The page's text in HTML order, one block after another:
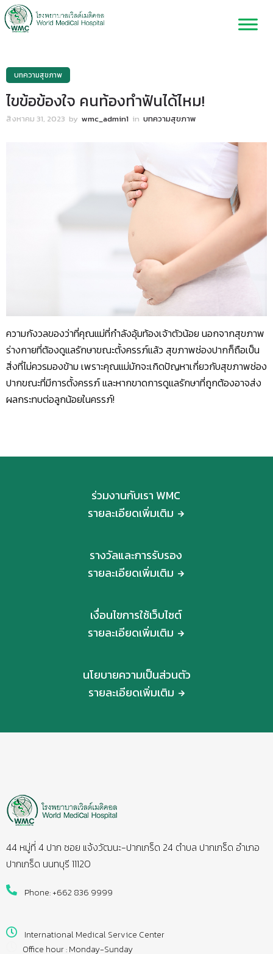
บทความสุขภาพ
ไขข้อข้องใจ คนท้องทำฟันได้ไหม!
สิงหาคม 31, 2023 by wmc_admin1 in บทความสุขภาพ
ความกังวลของว่าที่คุณแม่ที่กำลังอุ้มท้องเจ้าตัวน้อย นอกจากสุขภาพ
ร่างกายที่ต้องดูแลรักษาขณะตั้งครรภ์แล้ว สุขภาพช่องปากก็ถือเป็น
สิ่งที่ไม่ควรมองข้าม เพราะคุณแม่มักจะเกิดปัญหาเกี่ยวกับสุขภาพช่อง
ปากขณะที่มีการตั้งครรภ์ และหากขาดการดูแลรักษาที่ถูกต้องอาจส่ง
ผลกระทบต่อลูกน้อยในครรภ์!
ร่วมงานกับเรา WMC
รายละเอียดเพิ่มเติม
รางวัลและการรับรอง
รายละเอียดเพิ่มเติม
เงื่อนไขการใช้เว็บไซต์
รายละเอียดเพิ่มเติม
นโยบายความเป็นส่วนตัว
รายละเอียดเพิ่มเติม
44 หมู่ที่ 4 ปาก ซอย แจ้งวัฒนะ-ปากเกร็ด 24 ตำบล ปากเกร็ด อำเภอ
ปากเกร็ด นนทบุรี 11120
Phone: +662 836 9999
International Medical Service Center
Office hour : Monday-Sunday